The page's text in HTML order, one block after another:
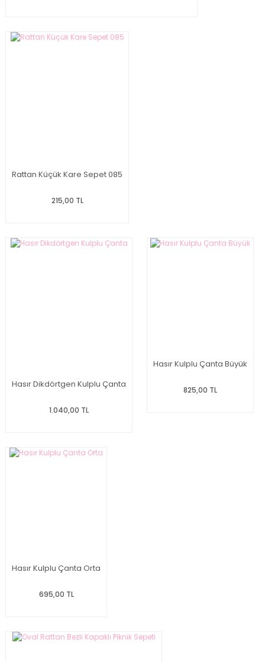
Rattan Küçük Kare Sepet 085
215,00 TL
Hasır Dikdörtgen Kulplu Çanta
1.040,00 TL
Hasır Kulplu Çanta Büyük
825,00 TL
Hasır Kulplu Çanta Orta
695,00 TL